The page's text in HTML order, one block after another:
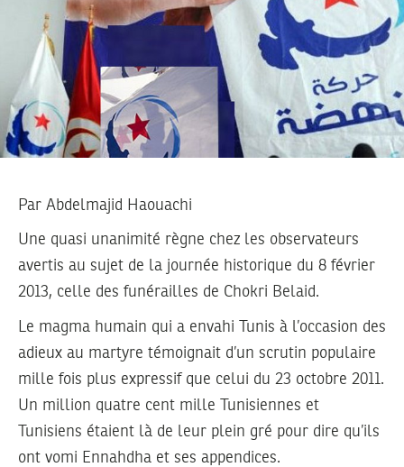
Par Abdelmajid Haouachi
Une quasi unanimité règne chez les observateurs
avertis au sujet de la journée historique du 8 février
2013, celle des funérailles de Chokri Belaid.
Le magma humain qui a envahi Tunis à l’occasion des
adieux au martyre témoignait d’un scrutin populaire
mille fois plus expressif que celui du 23 octobre 2011.
Un million quatre cent mille Tunisiennes et
Tunisiens étaient là de leur plein gré pour dire qu’ils
ont vomi Ennahdha et ses appendices.